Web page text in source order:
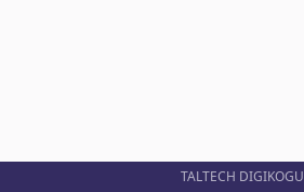
TALTECH DIGIKOGU